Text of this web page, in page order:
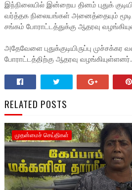
இந்நிலையில் இன்றைய தினம் புதுக்
வர்த்தக நிலையங்கள் அனைத்தையும் மூடி
சங்கம் போராட்டத்துக்கு ஆதரவு
அதேவேளை புதுக்குடியிருப்பு
போராட்டத்திற்கு ஆதரவு வழங்கியுள்ளனர்.
RELATED POSTS
முதன்மைச் செய்திகள்